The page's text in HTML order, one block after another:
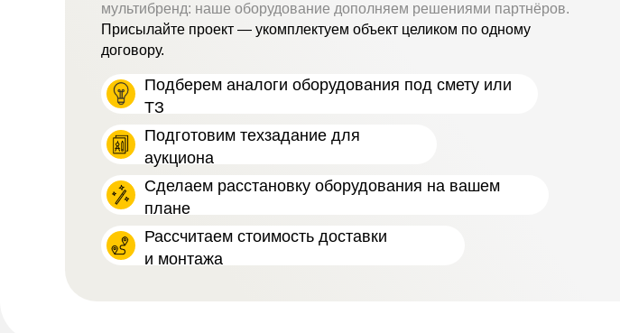
мультибренд: наше оборудование дополняем решениями партнёров.
Присылайте проект — укомплектуем объект целиком по одному
договору.
Подберем аналоги оборудования под смету или
ТЗ
Подготовим техзадание для
аукциона
Сделаем расстановку оборудования на вашем
плане
Рассчитаем стоимость доставки
и монтажа